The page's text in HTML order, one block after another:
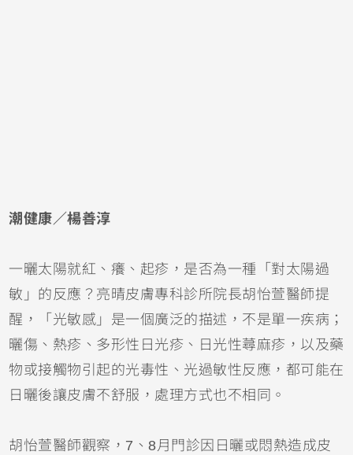
潮健康／楊善淳
一曬太陽就紅、癢、起疹，是否為一種「對太陽過
敏」的反應？亮晴皮膚專科診所院長胡怡萱醫師提
醒，「光敏感」是一個廣泛的描述，不是單一疾病；
曬傷 、熱疹、多形性日光疹、日光性蕁麻疹 ，以及藥
物或接觸物引起的光毒性、光過敏性反應，都可能在
日曬後讓皮膚不舒服，處理方式也不相同。
胡怡萱醫師觀察，7、8月門診因日曬或悶熱造成皮